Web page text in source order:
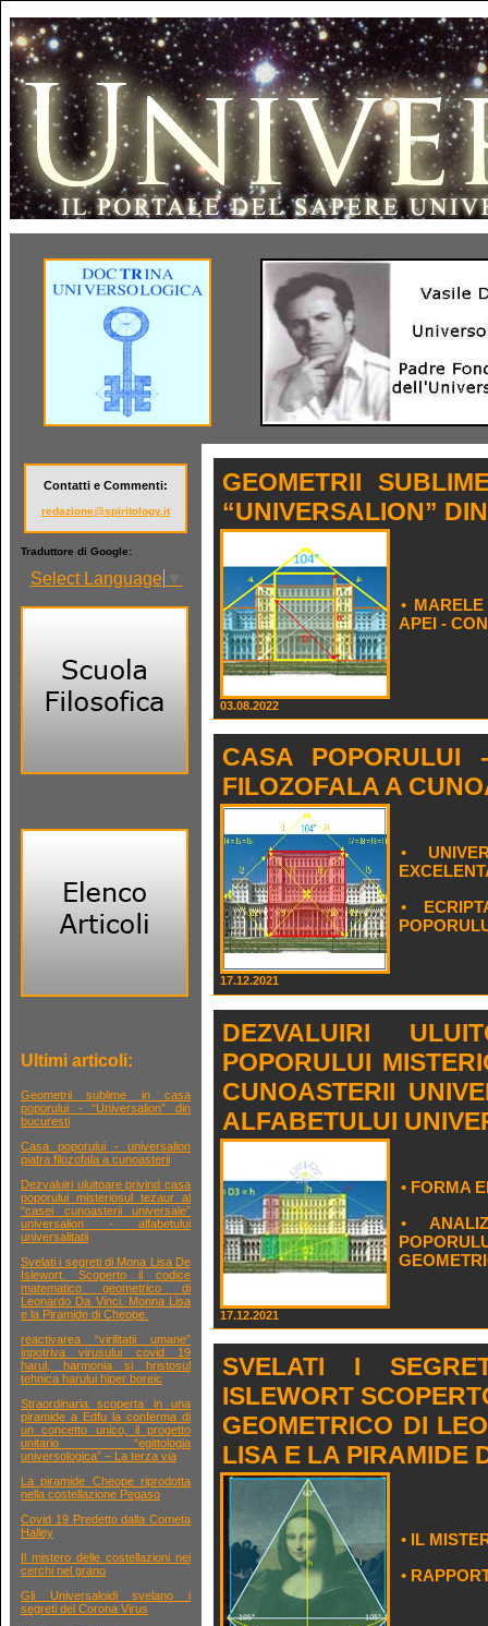
Contatti e Commenti:
redazione@spiritology.it
Traduttore di Google:
Select Language
Ultimi articoli:
Geometrii sublime in casa
poporului - “Universalion” din
bucuresti
Casa poporului - universalion
piatra filozofala a cunoasterii
Dezvaluiri uluitoare privind casa
poporului misteriosul tezaur al
“casei cunoasterii universale”
universalion - alfabetului
universalitatii
Svelati i segreti di Mona Lisa De
Islewort. Scoperto il codice
matematico geometrico di
Leonardo Da Vinci. Monna Lisa
e la Piramide di Cheope.
reactivarea “virilitatii umane”
inpotriva virusului covid 19
harul, harmonia si hristosul
tehnica harului hiper boreic
Straordinaria scoperta in una
piramide a Edfu la conferma di
un concetto unico, il progetto
unitario “egittologia
universologica” – La terza via
La piramide Cheope riprodotta
nella costellazione Pegaso
Covid 19 Predetto dalla Cometa
Halley
Il mistero delle costellazioni nei
cerchi nel grano
Gli Universaloidi svelano i
segreti del Corona Virus
GEOMETRII
“UNIVERSALION”
•
APEI -
03.08.2022
CASA POPORULUI
FILOZOFALA A
•
•
17.12.2021
DEZVALUIRI
POPORULUI
CUNOASTERII
ALFABETULUI
• FORMA
•
17.12.2021
SVELATI I
ISLEWORT
GEOMETRICO DI
LISA E LA PIRAMIDE
• IL
•